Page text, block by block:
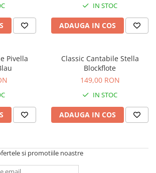
de studio
de studio
IN STOC
ADAUGA IN COS
Pivella
Classic Cantabile Stella
Blockflote
149,00 RON
IN STOC
ADAUGA IN COS
si promotiile noastre